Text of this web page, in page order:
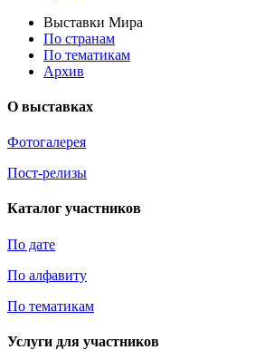
Выставки Мира
По странам
По тематикам
Архив
О выставках
Фотогалерея
Пост-релизы
Каталог участников
По дате
По алфавиту
По тематикам
Услуги для участников